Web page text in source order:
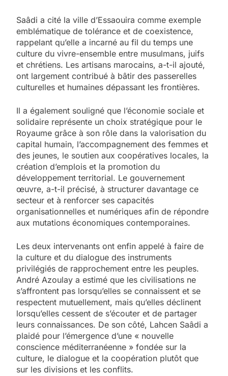
Saâdi a cité la ville d’Essaouira comme exemple
emblématique de tolérance et de coexistence,
rappelant qu’elle a incarné au fil du temps une
culture du vivre-ensemble entre musulmans, juifs
et chrétiens. Les artisans marocains, a-t-il ajouté,
ont largement contribué à bâtir des passerelles
culturelles et humaines dépassant les frontières.
Il a également souligné que l’économie sociale et
solidaire représente un choix stratégique pour le
Royaume grâce à son rôle dans la valorisation du
capital humain, l’accompagnement des femmes et
des jeunes, le soutien aux coopératives locales, la
création d’emplois et la promotion du
développement territorial. Le gouvernement
œuvre, a-t-il précisé, à structurer davantage ce
secteur et à renforcer ses capacités
organisationnelles et numériques afin de répondre
aux mutations économiques contemporaines.
Les deux intervenants ont enfin appelé à faire de
la culture et du dialogue des instruments
privilégiés de rapprochement entre les peuples.
André Azoulay a estimé que les civilisations ne
s’affrontent pas lorsqu’elles se connaissent et se
respectent mutuellement, mais qu’elles déclinent
lorsqu’elles cessent de s’écouter et de partager
leurs connaissances. De son côté, Lahcen Saâdi a
plaidé pour l’émergence d’une « nouvelle
conscience méditerranéenne » fondée sur la
culture, le dialogue et la coopération plutôt que
sur les divisions et les conflits.